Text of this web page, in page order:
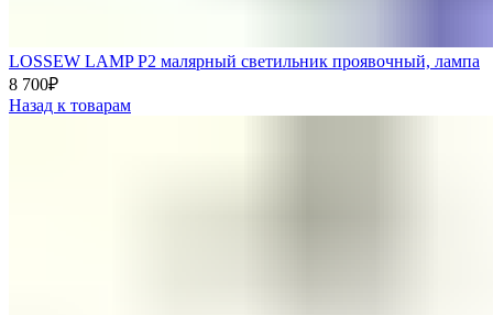
LOSSEW LAMP P2 малярный светильник проявочный, лампа
8 700₽
Назад к товарам